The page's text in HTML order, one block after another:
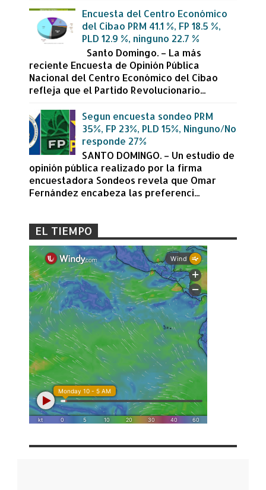
Encuesta del Centro Económico
del Cibao PRM 41.1 %, FP 18.5 %,
PLD 12.9 %, ninguno 22.7 %
Santo Domingo. – La más
reciente Encuesta de Opinión Pública
Nacional del Centro Económico del Cibao
refleja que el Partido Revolucionario...
Segun encuesta sondeo PRM
35%, FP 23%, PLD 15%, Ninguno/No
responde 27%
SANTO DOMINGO. – Un estudio de
opinión pública realizado por la firma
encuestadora Sondeos revela que Omar
Fernández encabeza las preferenci...
EL TIEMPO